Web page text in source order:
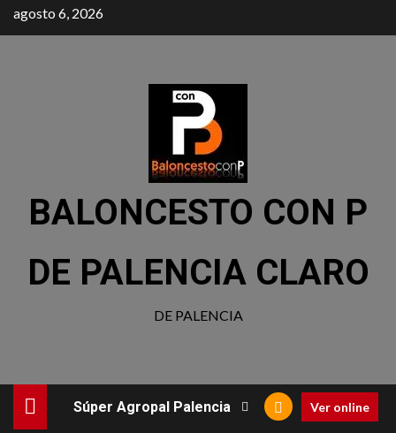
agosto 6, 2026
BALONCESTO CON P
DE PALENCIA CLARO
DE PALENCIA
Súper Agropal Palencia Ver online